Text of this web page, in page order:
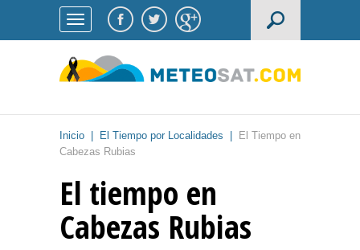
Inicio El Tiempo por Localidades
El Tiempo en
Cabezas Rubias
El tiempo en
Cabezas Rubias